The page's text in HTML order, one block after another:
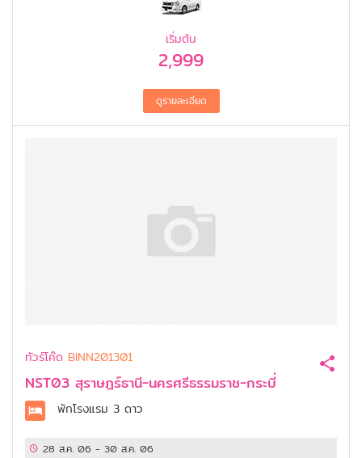
เริ่มต้น
2,999
ทัวร์โค๊ด BINN201301
NST03 สุราษฎร์ธานี-นครศรีธรรมราช-กระบี่
พักโรงแรม 3 ดาว
28 ส.ค. 06 - 30 ส.ค. 06